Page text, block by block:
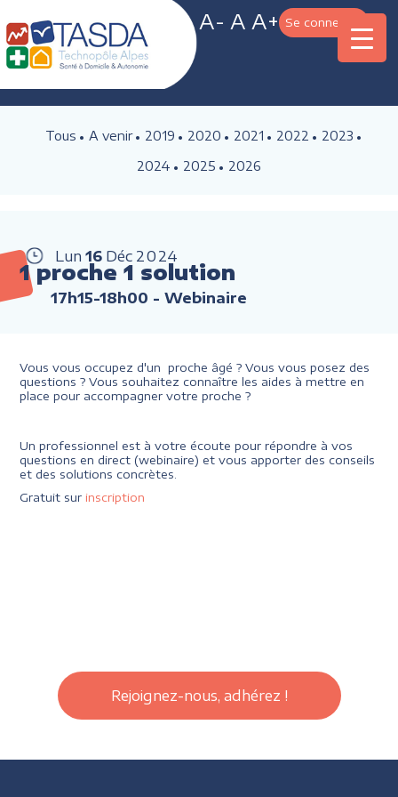
A- A A+ Se connecter
Tous A venir 2019 2020 2021 2022
2023
2024
2025 2026
Lun 16 Déc 2024
1 proche 1 solution
17h15-18h00 - Webinaire
Vous vous occupez d'un proche âgé ? Vous vous posez des
questions ? Vous souhaitez connaître les aides à mettre en
place pour accompagner votre proche ?
Un professionnel est à votre écoute pour répondre à vos
questions en direct (webinaire) et vous apporter des conseils
et des solutions concrètes.
Gratuit sur inscription
Rejoignez-nous, adhérez !